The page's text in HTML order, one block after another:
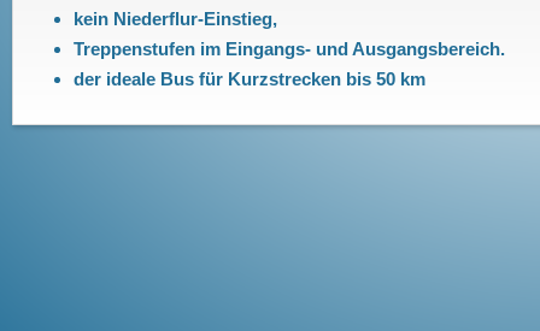
kein Niederflur-Einstieg,
Treppenstufen im Eingangs- und Ausgangsbereich.
der ideale Bus für Kurzstrecken bis 50 km